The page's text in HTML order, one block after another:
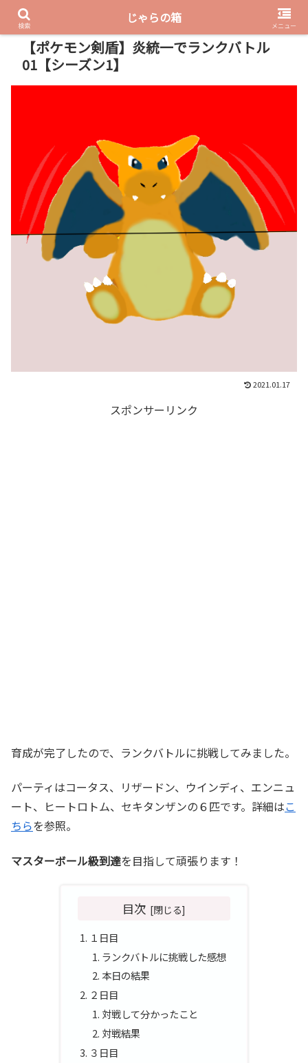
PR
【ポケモン剣盾】炎統一でランクバトル
01【シーズン1】
2021.01.17
スポンサーリンク
育成が完了したので、ランクバトルに挑戦してみました。
パーティはコータス、リザードン、ウインディ、エンニュ
ート、ヒートロトム、セキタンザンの６匹です。詳細はこ
ちらを参照。
マスターボール級到達を目指して頑張ります！
目次
１日目
ランクバトルに挑戦した感想
本日の結果
２日目
対戦して分かったこと
対戦結果
３日目
検索
じゃらの箱
メニュー